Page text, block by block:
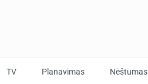
TV Planavimas Nėštumas